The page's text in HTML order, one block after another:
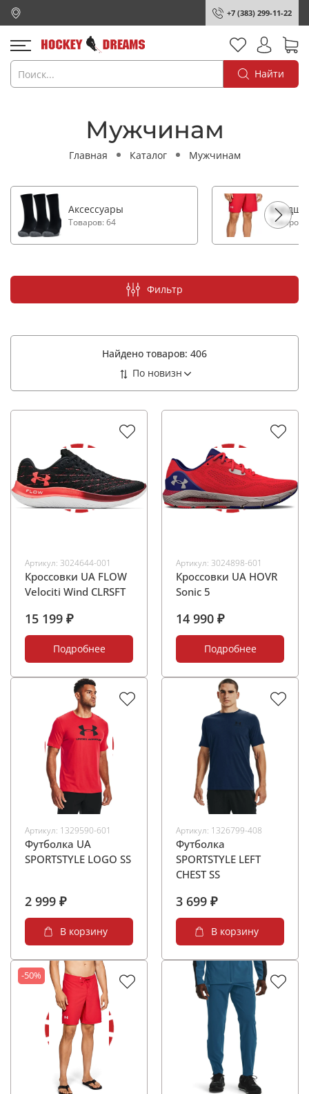
+7 (383) 299-11-22
Найти
Мужчинам
Главная Каталог Мужчинам
Аксессуары
Товаров: 64 Товаров:
Найдено товаров: 406
Артикул: 3024644-001
Кроссовки UA FLOW
Velociti Wind CLRSFT
15 199 ₽
Подробнее
Артикул: 3024898-601
Кроссовки UA HOVR
Sonic 5
14 990 ₽
Подробнее
Артикул: 1329590-601
Футболка UA
SPORTSTYLE LOGO SS
2 999 ₽
В корзину
Артикул: 1326799-408
Футболка
SPORTSTYLE LEFT
CHEST SS
3 699 ₽
В корзину
-50%
Фильтр